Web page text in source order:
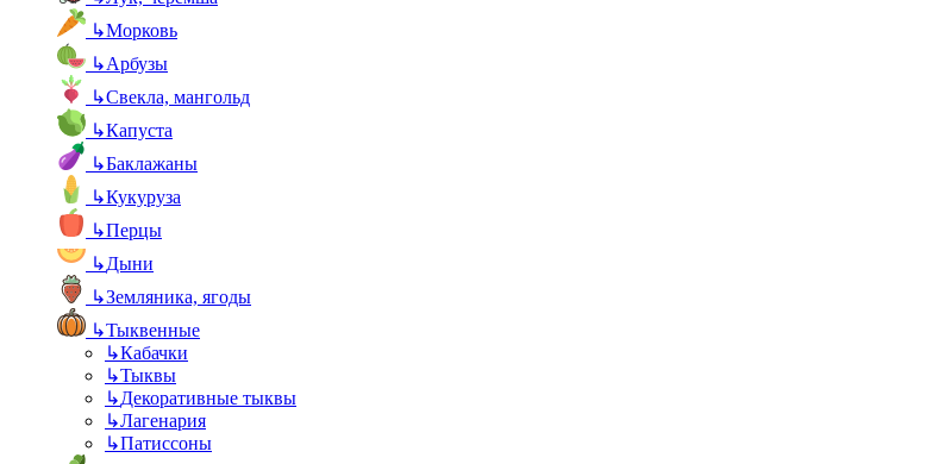
↳Морковь
↳Арбузы
↳Свекла, мангольд
↳Капуста
↳Баклажаны
↳Кукуруза
↳Перцы
↳Дыни
↳Земляника, ягоды
↳Тыквенные
↳Кабачки
↳Тыквы
↳Декоративные тыквы
↳Лагенария
↳Патиссоны